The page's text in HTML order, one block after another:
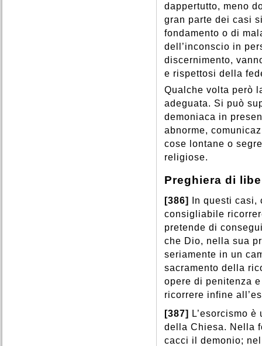
dappertutto, meno
gran parte dei casi
fondamento o di
dell’inconscio in
discernimento,
e rispettosi della
Qualche volta però
adeguata. Si può
demoniaca in
abnorme,
cose lontane o
religiose.
Preghiera di
[386]
In questi
consigliabile
pretende di
che Dio, nella sua
seriamente in un
sacramento della
opere di penitenza
ricorrere infine
[387]
L’esorcismo
della Chiesa. Nella
cacci il demonio;